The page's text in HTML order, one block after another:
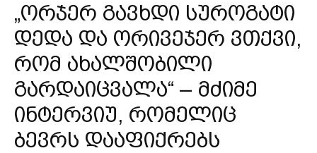
„ორჯერ გავხდი სუროგატი
დედა და ორივეჯერ ვთქვი,
რომ ახალშობილი
გარდაიცვალა“ – მძიმე
ინტერვიუ, რომელიც
ბევრს დააფიქრებს